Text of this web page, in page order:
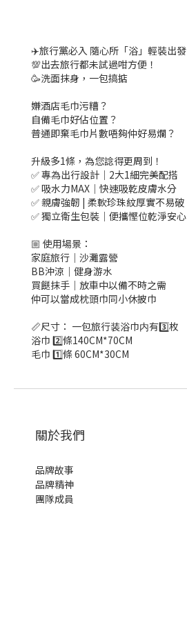
✈️旅行黨必入 隨心所「浴」輕裝出發
💯出去旅行都未試過咁方便！
🥳洗面抹身，一包搞掂
嫌酒店毛巾污糟？
自備毛巾好佔位置？
普通即棄毛巾片數唔夠仲好易爛？
升級多1條，為您諗得更周到！
✅ 專為出行設計｜2大1細完美配搭
✅ 吸水力MAX｜快速吸乾皮膚水分
✅ 親膚強韌 | 柔軟珍珠紋厚實不易破
✅ 獨立衛生包裝｜便攜慳位乾淨安心
🏼 使用場景：
家庭旅行｜沙灘露營
BB沖涼｜健身游水
買餸抹手｜放車中以備不時之需
仲可以當成枕頭巾同小休披巾
📏尺寸： 一包旅行装浴巾内有3️⃣枚
浴巾 2️⃣條140CM*70CM
毛巾 1️⃣條 60CM*30CM
關於我們
品牌故事
品牌精神
團隊成員